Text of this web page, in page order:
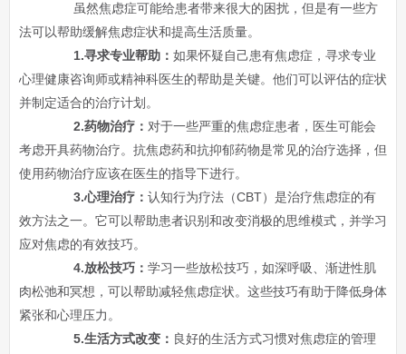
虽然焦虑症可能给患者带来很大的困扰，但是有一些方
法可以帮助缓解焦虑症状和提高生活质量。
1.寻求专业帮助： 如果怀疑自己患有焦虑症，寻求专业
心理健康咨询师或精神科医生的帮助是关键。他们可以评估的症状
并制定适合的治疗计划。
2.药物治疗： 对于一些严重的焦虑症患者，医生可能会
考虑开具药物治疗。抗焦虑药和抗抑郁药物是常见的治疗选择，但
使用药物治疗应该在医生的指导下进行。
3.心理治疗： 认知行为疗法（CBT）是治疗焦虑症的有
效方法之一。它可以帮助患者识别和改变消极的思维模式，并学习
应对焦虑的有效技巧。
4.放松技巧： 学习一些放松技巧，如深呼吸、渐进性肌
肉松弛和冥想，可以帮助减轻焦虑症状。这些技巧有助于降低身体
紧张和心理压力。
5.生活方式改变： 良好的生活方式习惯对焦虑症的管理